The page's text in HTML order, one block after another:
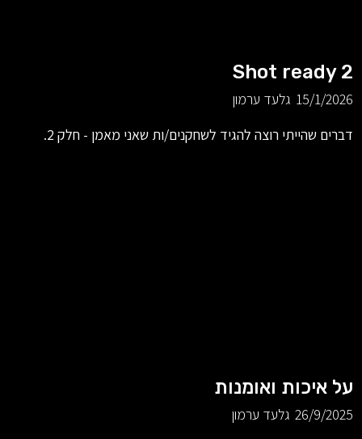
Shot ready 2
15/1/2026 גלעד ערמון
דברים שהייתי רוצה להגיד לשחקנים/ות שאני מאמן - חלק 2.
על איכות ואומנות
26/9/2025 גלעד ערמון